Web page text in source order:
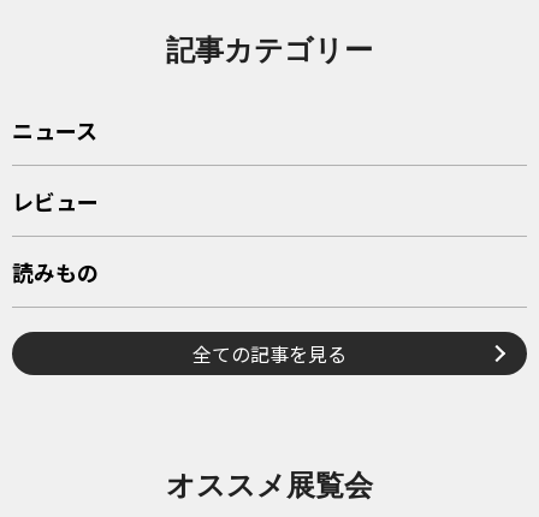
記事カテゴリー
ニュース
レビュー
読みもの
全ての記事を見る
オススメ展覧会